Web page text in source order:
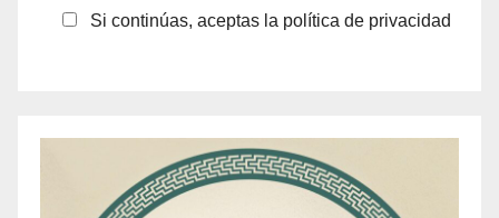
Si continúas, aceptas la política de privacidad